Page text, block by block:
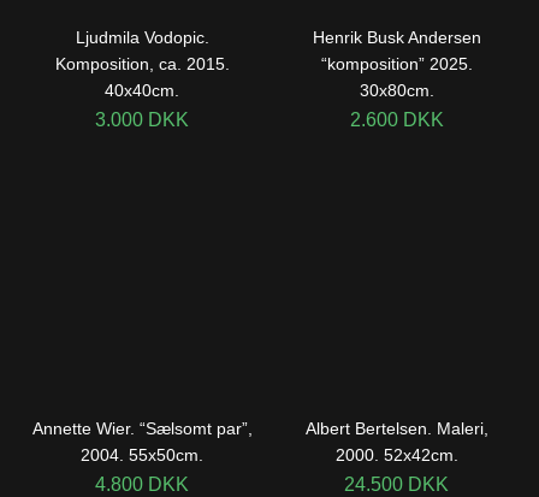
Ljudmila Vodopic.
Komposition, ca. 2015.
40x40cm.
3.000 DKK
Henrik Busk Andersen
“komposition” 2025.
30x80cm.
2.600 DKK
Annette Wier. “Sælsomt par”,
2004. 55x50cm.
4.800 DKK
Albert Bertelsen. Maleri,
2000. 52x42cm.
24.500 DKK